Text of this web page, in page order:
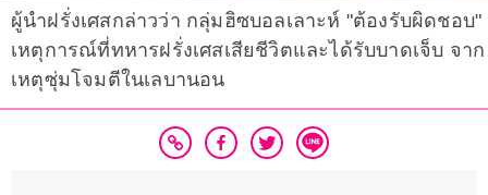
ผู้นำฝรั่งเศสกล่าวว่า กลุ่มฮิซบอลเลาะห์ "ต้องรับผิดชอบ"
เหตุการณ์ที่ทหารฝรั่งเศสเสียชีวิตและได้รับบาดเจ็บ จาก
เหตุซุ่มโจมตีในเลบานอน